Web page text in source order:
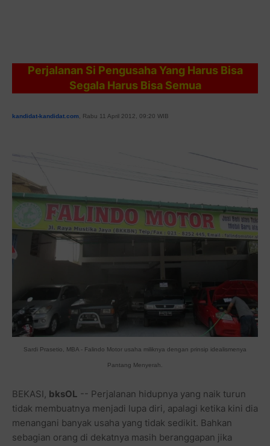
Perjalanan Si Pengusaha Yang Harus Bisa
Segala Harus Bisa Semua
kandidat-kandidat.com , Rabu 11 April 2012, 09:20 WIB
Sardi Prasetio, MBA - Falindo Motor usaha miliknya dengan prinsip idealismenya
Pantang Menyerah.
BEKASI, bksOL -- Perjalanan hidupnya yang naik turun
tidak membuatnya menjadi lupa diri, apalagi ketika kini dia
menangani banyak usaha yang tidak sedikit. Bahkan
sebagian orang di dekatnya masih beranggapan jika